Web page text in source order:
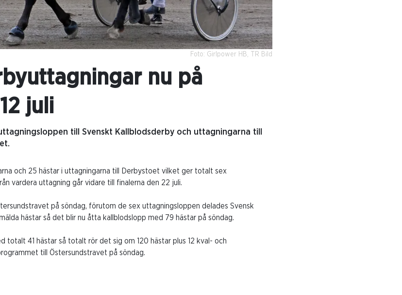
Foto: Girlpower HB, TR Bild
nu på
juli
till Svenskt Kallblodsderby och uttagningarna till
och 25 hästar i uttagningarna till Derbystoet vilket ger totalt sex
vardera uttagning går vidare till finalerna den 22 juli.
på söndag, förutom de sex uttagningsloppen delades Svensk
hästar så det blir nu åtta kallblodslopp med 79 hästar på söndag.
totalt 41 hästar så totalt rör det sig om 120 hästar plus 12 kval- och
till Östersundstravet på söndag.